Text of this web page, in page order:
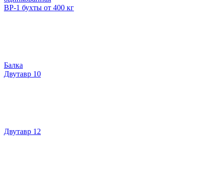
ВР-1 бухты от 400 кг
Балка
Двутавр 10
Двутавр 12